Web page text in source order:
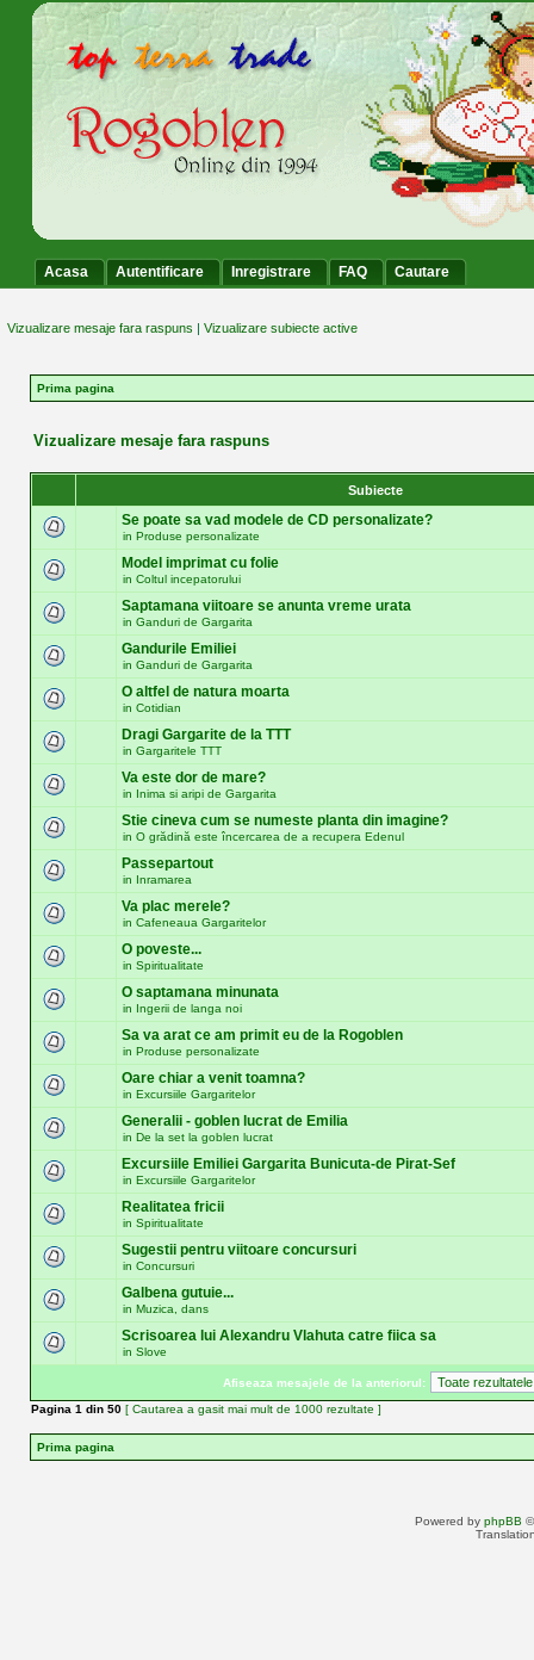
Acasa Autentificare Inregistrare FAQ Cautare
Vizualizare mesaje fara raspuns | Vizualizare subiecte active
Prima pagina
Vizualizare mesaje fara raspuns
Subiecte
Se poate sa vad modele de CD personalizate?
in Produse personalizate
Model imprimat cu folie
in Coltul incepatorului
Saptamana viitoare se anunta vreme urata
in Ganduri de Gargarita
Gandurile Emiliei
in Ganduri de Gargarita
O altfel de natura moarta
in Cotidian
Dragi Gargarite de la TTT
in Gargaritele TTT
Va este dor de mare?
in Inima si aripi de Gargarita
Stie cineva cum se numeste planta din imagine?
in O grădină este încercarea de a recupera Edenul
Passepartout
in Inramarea
Va plac merele?
in Cafeneaua Gargaritelor
O poveste...
in Spiritualitate
O saptamana minunata
in Ingerii de langa noi
Sa va arat ce am primit eu de la Rogoblen
in Produse personalizate
Oare chiar a venit toamna?
in Excursiile Gargaritelor
Generalii - goblen lucrat de Emilia
in De la set la goblen lucrat
Excursiile Emiliei Gargarita Bunicuta-de Pirat-Sef
in Excursiile Gargaritelor
Realitatea fricii
in Spiritualitate
Sugestii pentru viitoare concursuri
in Concursuri
Galbena gutuie...
in Muzica, dans
Scrisoarea lui Alexandru Vlahuta catre fiica sa
in Slove
Afiseaza mesajele de la anteriorul:
Pagina 1 din 50 [ Cautarea a gasit mai mult de 1000 rezultate ]
Prima pagina
Powered by phpBB